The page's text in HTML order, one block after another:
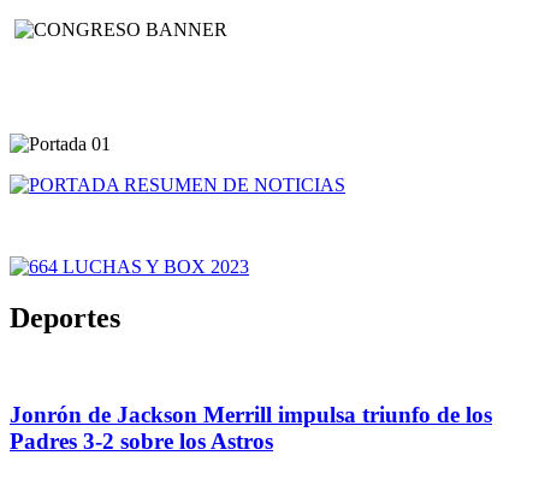
Deportes
Jonrón de Jackson Merrill impulsa triunfo de los
Padres 3-2 sobre los Astros